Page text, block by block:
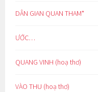
DÂN GIAN QUAN THAM*
ƯỚC…
QUANG VINH (hoạ thơ)
VÀO THU (hoạ thơ)